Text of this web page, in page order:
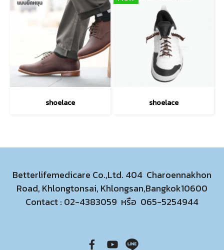
shoelace shoelace
Betterlifemedicare Co.,Ltd. 404 Charoennakhon
Road, Khlongtonsai, Khlongsan,Bangkok10600
Contact : 02-4383059 หรือ 065-5254944